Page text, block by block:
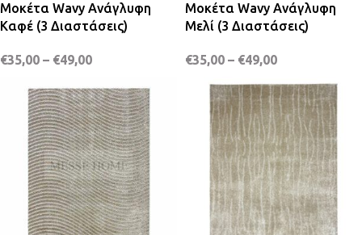
Μοκέτα Wavy Ανάγλυφη
Καφέ (3 Διαστάσεις)
€35,00 – €49,00
Μοκέτα Wavy Ανάγλυφη
Μελί (3 Διαστάσεις)
€35,00 – €49,00